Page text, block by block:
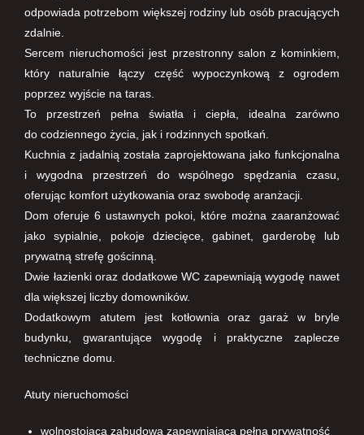
odpowiada potrzebom większej rodziny lub osób pracujących
zdalnie.
Sercem nieruchomości jest przestronny salon z kominkiem,
który naturalnie łączy część wypoczynkową z ogrodem
poprzez wyjście na taras.
To przestrzeń pełna światła i ciepła, idealna zarówno
do codziennego życia, jak i rodzinnych spotkań.
Kuchnia z jadalnią została zaprojektowana jako funkcjonalna
i wygodna przestrzeń do wspólnego spędzania czasu,
oferując komfort użytkowania oraz swobodę aranżacji.
Dom oferuje 6 ustawnych pokoi, które można zaaranżować
jako sypialnie, pokoje dziecięce, gabinet, garderobę lub
prywatną strefę gościnną.
Dwie łazienki oraz dodatkowe WC zapewniają wygodę nawet
dla większej liczby domowników.
Dodatkowym atutem jest kotłownia oraz garaż w bryle
budynku, gwarantujące wygodę i praktyczne zaplecze
techniczne domu.
Atuty nieruchomości
wolnostojąca zabudowa zapewniająca pełną prywatność